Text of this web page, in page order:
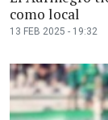
como local
13 FEB 2025 - 19:32